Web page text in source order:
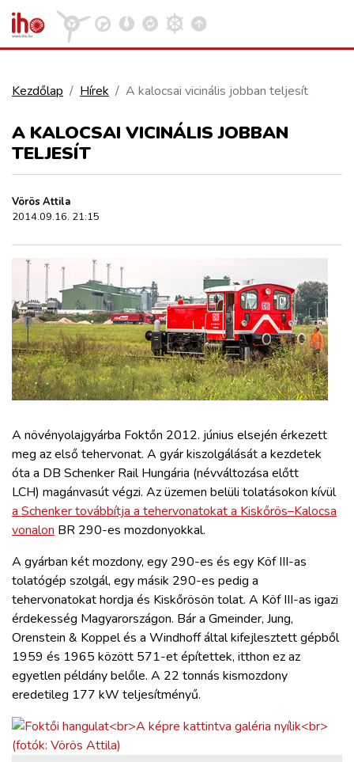
REPÜLÉS
KÖZLEKEDÉSFEJLESZTÉS
ELLÁTÁSI LÁNC
ZÖLDÚT
HAJÓZÁS
BLOG
ARCHÍVUM
BELÉPÉS
REGISZTRÁCIÓ
Kezdőlap Hírek A kalocsai vicinális jobban teljesít
A KALOCSAI VICINÁLIS JOBBAN
TELJESÍT
Vörös Attila
2014.09.16. 21:15
A növényolajgyárba Foktőn 2012. június elsején érkezett
meg az első tehervonat. A gyár kiszolgálását a kezdetek
óta a DB Schenker Rail Hungária (névváltozása előtt
LCH) magánvasút végzi. Az üzemen belüli tolatásokon kívül
a Schenker továbbítja a tehervonatokat a Kiskőrös–Kalocsa
vonalon BR 290-es mozdonyokkal.
A gyárban két mozdony, egy 290-es és egy Köf III-as
tolatógép szolgál, egy másik 290-es pedig a
tehervonatokat hordja és Kiskőrösön tolat. A Köf III-as igazi
érdekesség Magyarországon. Bár a Gmeinder, Jung,
Orenstein & Koppel és a Windhoff által kifejlesztett gépből
1959 és 1965 között 571-et építettek, itthon ez az
egyetlen példány belőle. A 22 tonnás kismozdony
eredetileg 177 kW teljesítményű.